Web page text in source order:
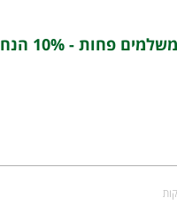
בקניה מעל 100 ש''ח בהזנת הקוד : אורחדש10